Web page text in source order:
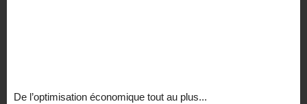
De l’optimisation économique tout au plus...